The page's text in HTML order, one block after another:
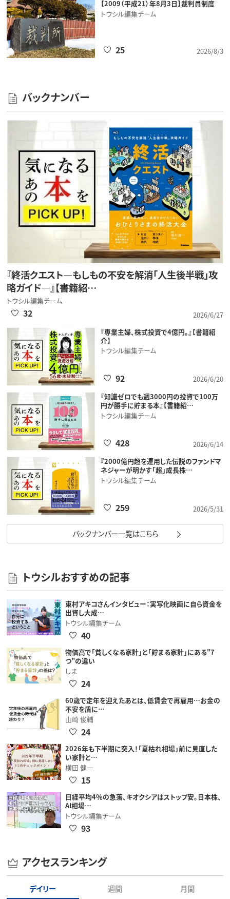
【2009（平成21）年8月3日】裁判員制度
トウシル編集チーム
2026/8/3
25
バックナンバー
『終活クエスト―もしもの不安を解消「人生後半戦」攻
略ガイド―』【書籍紹…
トウシル編集チーム
2026/6/27
32
『専業主婦、株式投資で4億円。』【書籍紹
介】
トウシル編集チーム
2026/6/20
92
『知識ゼロでも週3000円の投資で100万
円が勝手に貯まる本』【書籍紹…
トウシル編集チーム
2026/6/14
428
『2000億円超を運用した伝説のファンドマ
ネジャーが明かす「超」成長株…
トウシル編集チーム
2026/5/31
259
バックナンバー一覧はこちら
トウシルおすすめの記事
東村アキコさんインタビュー：実写化映画に自ら資金を
出資し大成…
トウシル編集チーム
40
物価高で「貧しくなる家計」と「貯まる家計」にある"7
つ"の違い
しま
24
60歳で定年を迎えたあとは、低賃金で再雇用…お金の
不安を盾に…
山崎 俊輔
24
2026年も下半期に突入！「夏枯れ相場」前に見直した
い家計と…
横田 健一
15
日経平均4％の急落、キオクシアはストップ安。日本株、
AI相場…
トウシル編集チーム
93
アクセスランキング
デイリー 週間 月間